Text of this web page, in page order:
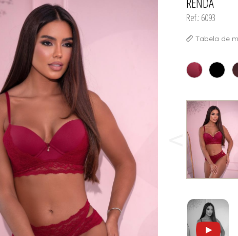
VESTIDOS
Ref.: 6093
Tabela de